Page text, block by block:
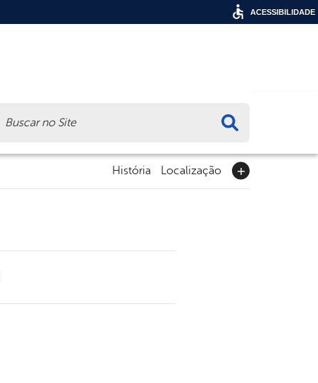
História Localização
ACESSIBILIDADE